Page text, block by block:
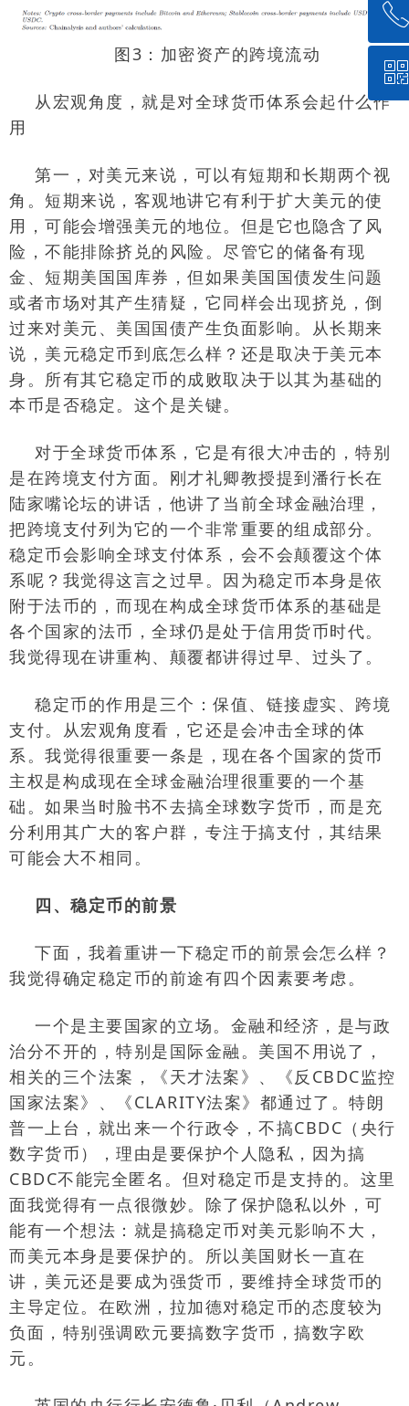
图3 ：加密资产的跨境流动
从宏观角度，就是对全球货币体系会起什么作
用
第一，对美元来说，可以有短期和长期两个视
角。短期来说，客观地讲它有利于扩大美元的使
用，可能会增强美元的地位。但是它也隐含了风
险，不能排除挤兑的风险。尽管它的储备有现
金、短期美国国库券，但如果美国国债发生问题
或者市场对其产生猜疑，它同样会出现挤兑，倒
过来对美元、美国国债产生负面影响。从长期来
说，美元稳定币到底怎么样？还是取决于美元本
身。所有其它稳定币的成败取决于以其为基础的
本币是否稳定。这个是关键。
对于全球货币体系，它是有很大冲击的，特别
是在跨境支付方面。刚才礼卿教授提到潘行长在
陆家嘴论坛的讲话，他讲了当前全球金融治理，
把跨境支付列为它的一个非常重要的组成部分。
稳定币会影响全球支付体系，会不会颠覆这个体
系呢？我觉得这言之过早。因为稳定币本身是依
附于法币的，而现在构成全球货币体系的基础是
各个国家的法币，全球仍是处于信用货币时代。
我觉得现在讲重构、颠覆都讲得过早、过头了。
稳定币的作用是三个：保值、链接虚实、跨境
支付。从宏观角度看，它还是会冲击全球的体
系。我觉得很重要一条是，现在各个国家的货币
主权是构成现在全球金融治理很重要的一个基
础。如果当时脸书不去搞全球数字货币，而是充
分利用其广大的客户群，专注于搞支付，其结果
可能会大不相同。
四、稳定币的前景
下面，我着重讲一下稳定币的前景会怎么样？
我觉得确定稳定币的前途有四个因素要考虑。
一个是主要国家的立场。金融和经济，是与政
治分不开的，特别是国际金融。美国不用说了，
相关的三个法案，《天才法案》、《反 CBDC监控
国家法案》、《CLARITY法案》都通过了。特朗
普一上台，就出来一个行政令，不搞CBDC （央行
数字货币），理由是要保护个人隐私，因为搞
CBDC不能完全匿名。但对稳定币是支持的。这里
面我觉得有一点很微妙。除了保护隐私以外，可
能有一个想法：就是搞稳定币对美元影响不大，
而美元本身是要保护的。所以美国财长一直在
讲，美元还是要成为强货币，要维持全球货币的
主导定位。在欧洲，拉加德对稳定币的态度较为
负面，特别强调欧元要搞数字货币，搞数字欧
元。
回到顶部
ꂅ
010-62573204
ꀥ